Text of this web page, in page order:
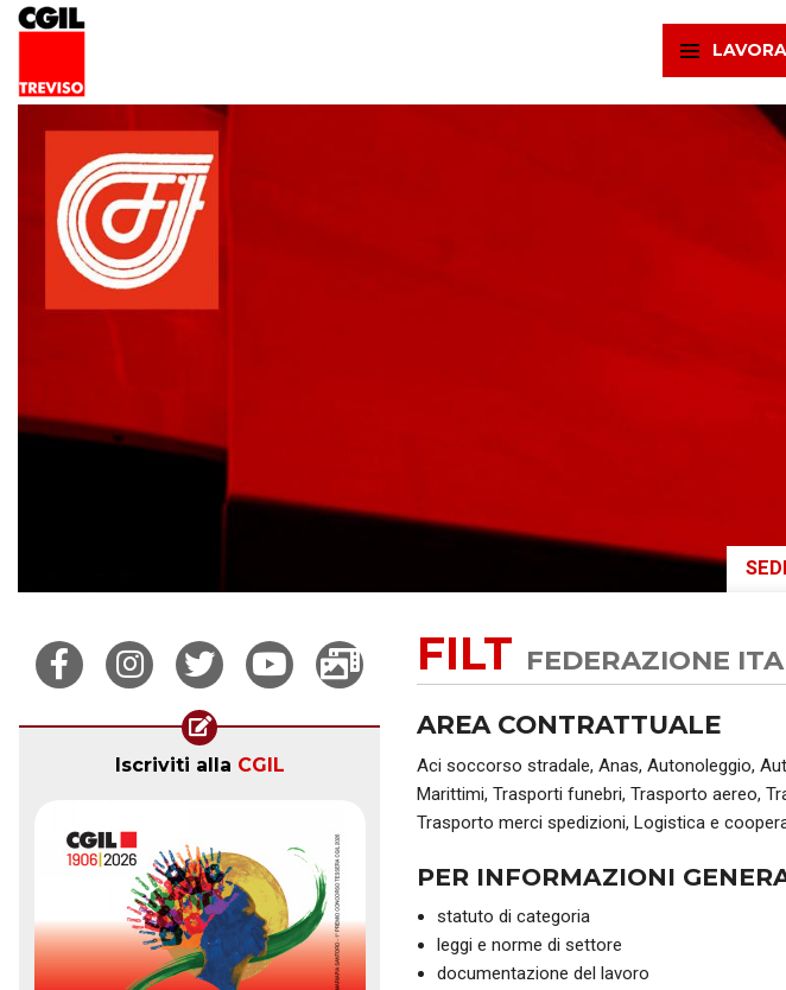
FILCAMS
SLC
FILT FEDERAZIONE
AREA CONTRATTUALE
Aci soccorso stradale, Anas, Autonoleggio,
Marittimi, Trasporti funebri, Trasporto aereo,
Trasporto merci spedizioni, Logistica e
PER INFORMAZIONI
statuto di categoria
leggi e norme di settore
documentazione del lavoro
Iscriviti alla CGIL